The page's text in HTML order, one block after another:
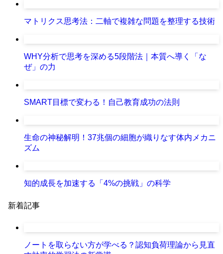
マトリクス思考法：二軸で複雑な問題を整理する技術
WHY分析で思考を深める5段階法｜本質へ導く「な
ぜ」の力
SMART目標で変わる！自己教育成功の法則
生命の神秘解明！37兆個の細胞が織りなす体内メカニ
ズム
知的成長を加速する「4%の挑戦」の科学
新着記事
ノートを取らない方が学べる？認知負荷理論から見直